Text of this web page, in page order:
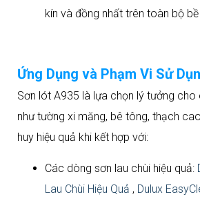
kín và đồng nhất trên toàn bộ
Ứng Dụng và Phạm Vi Sử
Sơn lót A935 là lựa chọn lý tưởng
như tường xi măng, bê tông, thạch
huy hiệu quả khi kết hợp với:
Các dòng sơn lau chùi hiệu quả:
Lau Chùi Hiệu Quả , Dulux